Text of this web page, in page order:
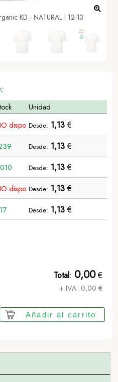
KD - NATURAL | 12-13
Unidad
dispo Desde: 1,13€
Desde: 1,13€
Desde: 1,13€
dispo Desde: 1,13€
Desde: 1,13€
Total: 0,00€
+ IVA: 0,00 €
Añadir al carrito